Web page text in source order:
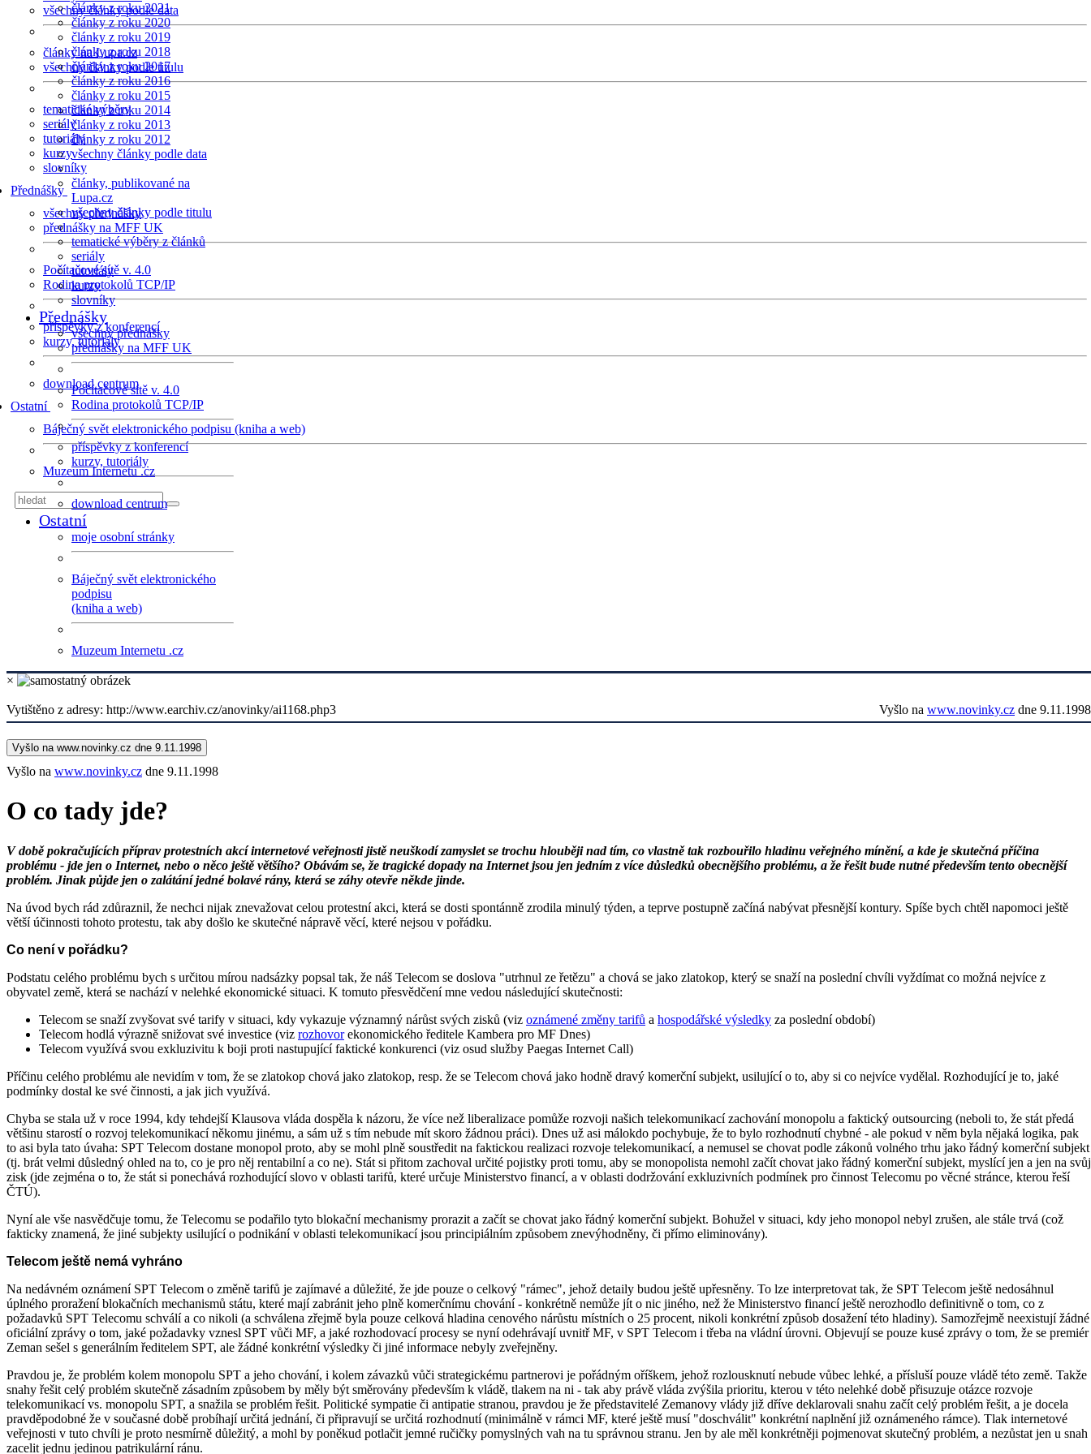
všechny články podle data
články na Lupa.cz
všechny články podle titulu
tematické výběry
seriály
tutoriály
kurzy
slovníky
Přednášky
všechny přednášky
přednášky na MFF UK
Počítačové sítě v. 4.0
Rodina protokolů TCP/IP
příspěvky z konferencí
kurzy, tutoriály
download centrum
Ostatní
Báječný svět elektronického podpisu (kniha a web)
Muzeum Internetu .cz
články z roku 2021
články z roku 2020
články z roku 2019
články z roku 2018
články z roku 2017
články z roku 2016
články z roku 2015
články z roku 2014
články z roku 2013
články z roku 2012
všechny články podle data
články, publikované na
Lupa.cz
všechny články podle titulu
tematické výběry z článků
seriály
tutoriály
kurzy
slovníky
Přednášky
všechny přednášky
přednášky na MFF UK
Počítačové sítě v. 4.0
Rodina protokolů TCP/IP
příspěvky z konferencí
kurzy, tutoriály
download centrum
Ostatní
moje osobní stránky
Báječný svět elektronického
podpisu
(kniha a web)
Muzeum Internetu .cz
×
Vyšlo na www.novinky.cz dne 9.11.1998
Vytištěno z adresy: http://www.earchiv.cz/anovinky/ai1168.php3
Vyšlo na www.novinky.cz dne 9.11.1998
Vyšlo na www.novinky.cz dne 9.11.1998
O co tady jde?
V době pokračujících příprav protestních akcí internetové veřejnosti jistě neuškodí zamyslet se trochu hlouběji nad tím, co vlastně tak rozbouřilo hladinu veřejného mínění, a kde je skutečná příčina
problému - jde jen o Internet, nebo o něco ještě většího? Obávám se, že tragické dopady na Internet jsou jen jedním z více důsledků obecnějšího problému, a že řešit bude nutné především tento obecnější
problém. Jinak půjde jen o zalátání jedné bolavé rány, která se záhy otevře někde jinde.
Na úvod bych rád zdůraznil, že nechci nijak znevažovat celou protestní akci, která se dosti spontánně zrodila minulý týden, a teprve postupně začíná nabývat přesnější kontury. Spíše bych chtěl napomoci ještě
větší účinnosti tohoto protestu, tak aby došlo ke skutečné nápravě věcí, které nejsou v pořádku.
Co není v pořádku?
Podstatu celého problému bych s určitou mírou nadsázky popsal tak, že náš Telecom se doslova "utrhnul ze řetězu" a chová se jako zlatokop, který se snaží na poslední chvíli vyždímat co možná nejvíce z
obyvatel země, která se nachází v nelehké ekonomické situaci. K tomuto přesvědčení mne vedou následující skutečnosti:
Telecom se snaží zvyšovat své tarify v situaci, kdy vykazuje významný nárůst svých zisků (viz oznámené změny tarifů a hospodářské výsledky za poslední období)
Telecom hodlá výrazně snižovat své investice (viz rozhovorekonomického ředitele Kambera pro MF Dnes)
Telecom využívá svou exkluzivitu k boji proti nastupující faktické konkurenci (viz osud služby Paegas Internet Call)
Příčinu celého problému ale nevidím v tom, že se zlatokop chová jako zlatokop, resp. že se Telecom chová jako hodně dravý komerční subjekt, usilující o to, aby si co nejvíce vydělal. Rozhodující je to, jaké
podmínky dostal ke své činnosti, a jak jich využívá.
Chyba se stala už v roce 1994, kdy tehdejší Klausova vláda dospěla k názoru, že více než liberalizace pomůže rozvoji našich telekomunikací zachování monopolu a faktický outsourcing (neboli to, že stát předá
většinu starostí o rozvoj telekomunikací někomu jinému, a sám už s tím nebude mít skoro žádnou práci). Dnes už asi málokdo pochybuje, že to bylo rozhodnutí chybné - ale pokud v něm byla nějaká logika, pak
to asi byla tato úvaha: SPT Telecom dostane monopol proto, aby se mohl plně soustředit na faktickou realizaci rozvoje telekomunikací, a nemusel se chovat podle zákonů volného trhu jako řádný komerční subjekt
(tj. brát velmi důsledný ohled na to, co je pro něj rentabilní a co ne). Stát si přitom zachoval určité pojistky proti tomu, aby se monopolista nemohl začít chovat jako řádný komerční subjekt, myslící jen a jen na svůj
zisk (jde zejména o to, že stát si ponechává rozhodující slovo v oblasti tarifů, které určuje Ministerstvo financí, a v oblasti dodržování exkluzivních podmínek pro činnost Telecomu po věcné stránce, kterou řeší
ČTÚ).
Nyní ale vše nasvědčuje tomu, že Telecomu se podařilo tyto blokační mechanismy prorazit a začít se chovat jako řádný komerční subjekt. Bohužel v situaci, kdy jeho monopol nebyl zrušen, ale stále trvá (což
fakticky znamená, že jiné subjekty usilující o podnikání v oblasti telekomunikací jsou principiálním způsobem znevýhodněny, či přímo eliminovány).
Telecom ještě nemá vyhráno
Na nedávném oznámení SPT Telecom o změně tarifů je zajímavé a důležité, že jde pouze o celkový "rámec", jehož detaily budou ještě upřesněny. To lze interpretovat tak, že SPT Telecom ještě nedosáhnul
úplného proražení blokačních mechanismů státu, které mají zabránit jeho plně komerčnímu chování - konkrétně nemůže jít o nic jiného, než že Ministerstvo financí ještě nerozhodlo definitivně o tom, co z
požadavků SPT Telecomu schválí a co nikoli (a schválena zřejmě byla pouze celková hladina cenového nárůstu místních o 25 procent, nikoli konkrétní způsob dosažení této hladiny). Samozřejmě neexistují žádné
oficiální zprávy o tom, jaké požadavky vznesl SPT vůči MF, a jaké rozhodovací procesy se nyní odehrávají uvnitř MF, v SPT Telecom i třeba na vládní úrovni. Objevují se pouze kusé zprávy o tom, že se premiér
Zeman sešel s generálním ředitelem SPT, ale žádné konkrétní výsledky či jiné informace nebyly zveřejněny.
Pravdou je, že problém kolem monopolu SPT a jeho chování, i kolem závazků vůči strategickému partnerovi je pořádným oříškem, jehož rozlousknutí nebude vůbec lehké, a přísluší pouze vládě této země. Takže
snahy řešit celý problém skutečně zásadním způsobem by měly být směrovány především k vládě, tlakem na ni - tak aby právě vláda zvýšila prioritu, kterou v této nelehké době přisuzuje otázce rozvoje
telekomunikací vs. monopolu SPT, a snažila se problém řešit. Politické sympatie či antipatie stranou, pravdou je že představitelé Zemanovy vlády již dříve deklarovali snahu začít celý problém řešit, a je docela
pravděpodobné že v současné době probíhají určitá jednání, či připravují se určitá rozhodnutí (minimálně v rámci MF, které ještě musí "doschválit" konkrétní naplnění již oznámeného rámce). Tlak internetové
veřejnosti v tuto chvíli je proto nesmírně důležitý, a mohl by poněkud potlačit jemné ručičky pomyslných vah na tu správnou stranu. Jen by ale měl konkrétněji pojmenovat skutečný problém, a nezůstat jen u snah
zacelit jednu jedinou patrikulární ránu.